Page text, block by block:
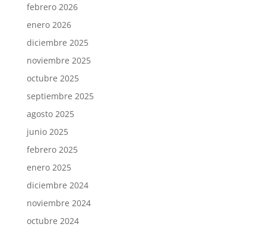
febrero 2026
enero 2026
diciembre 2025
noviembre 2025
octubre 2025
septiembre 2025
agosto 2025
junio 2025
febrero 2025
enero 2025
diciembre 2024
noviembre 2024
octubre 2024